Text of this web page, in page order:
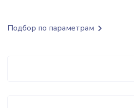
Подбор по параметрам